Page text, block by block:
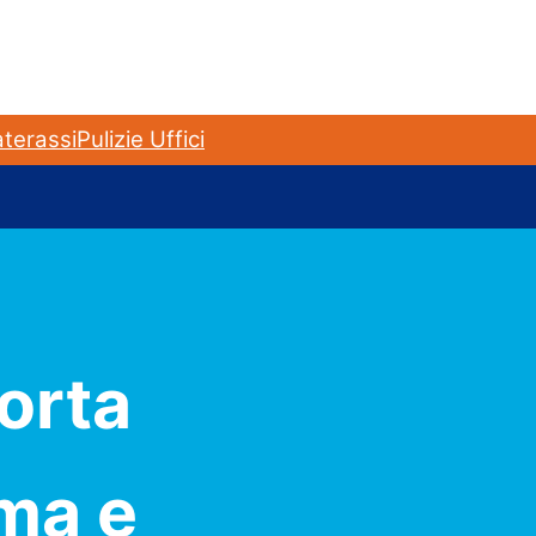
Pulizie Uffici
e